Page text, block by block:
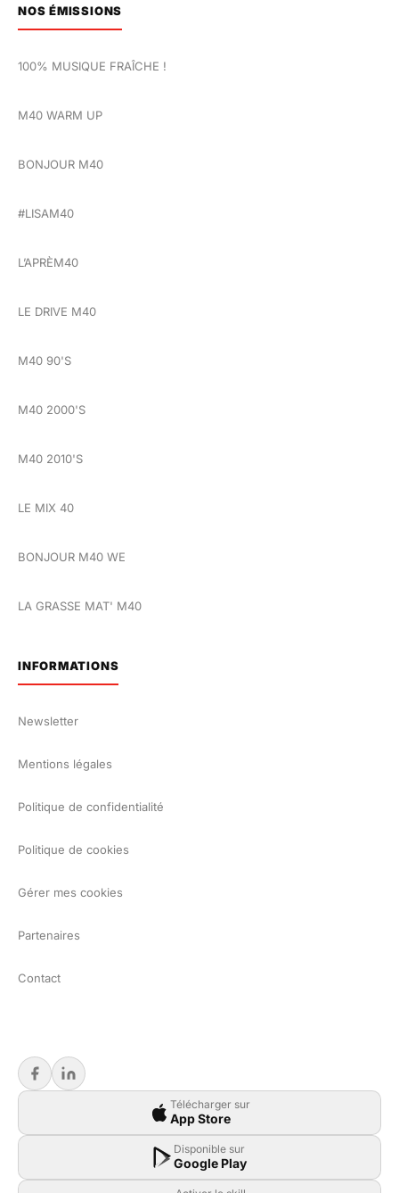
NOS ÉMISSIONS
100% MUSIQUE FRAÎCHE !
M40 WARM UP
BONJOUR M40
#LISAM40
L’APRÈM40
LE DRIVE M40
M40 90'S
M40 2000'S
M40 2010'S
LE MIX 40
BONJOUR M40 WE
LA GRASSE MAT' M40
INFORMATIONS
Newsletter
Mentions légales
Politique de confidentialité
Politique de cookies
Gérer mes cookies
Partenaires
Contact
Télécharger sur
App Store
Disponible sur
Google Play